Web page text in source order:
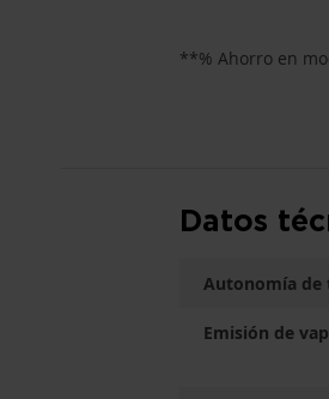
**% Ahorro en
Datos
Autonomía de
Emisión de